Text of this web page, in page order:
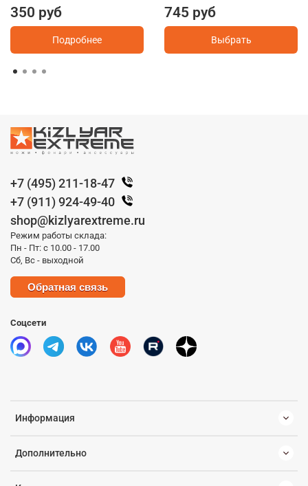
350 руб
Подробнее
745 руб
Выбрать
Информация
Дополнительно
+7 (495) 211-18-47
+7 (911) 924-49-40
shop@kizlyarextreme.ru
Режим работы склада:
Пн - Пт: с 10.00 - 17.00
Сб, Вс - выходной
Обратная связь
Соцсети